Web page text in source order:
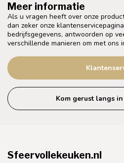
Meer informatie
Als u vragen heeft over onze
dan zeker onze
bedrijfsgegevens, antwoorden op
verschillende manieren om met ons
Kom gerust langs
Sfeervollekeuken.nl